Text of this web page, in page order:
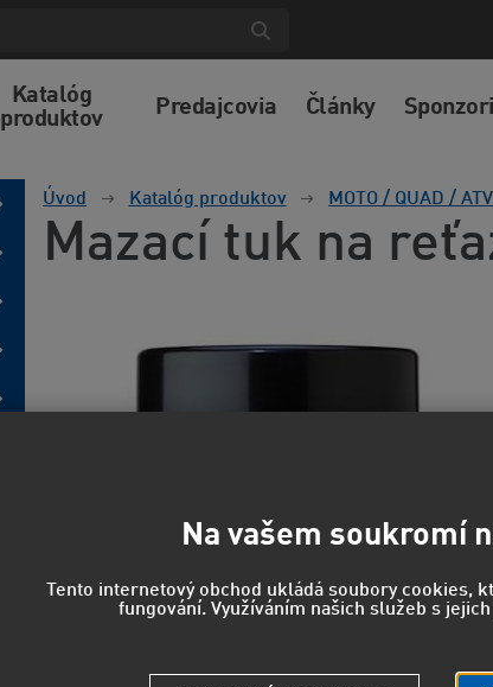
Katalóg
produktov
Predajcovia Články
Úvod Katalóg produktov MOTO / QUAD /
Mazací tuk na
Na vašem soukromí
Tento internetový obchod ukládá soubory cookies,
fungování. Využíváním našich služeb s